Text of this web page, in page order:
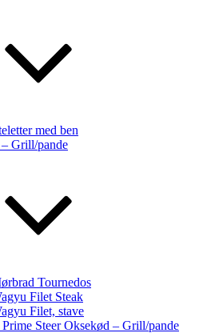
med ben
Grill/pande
Tournedos
Filet Steak
Filet, stave
Steer Oksekød – Grill/pande